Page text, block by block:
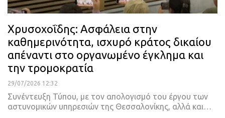
Χρυσοχοΐδης: Ασφάλεια στην
καθημερινότητα, ισχυρό κράτος δικαίου
απέναντι στο οργανωμένο έγκλημα και
την τρομοκρατία
29/07/2026 12:32
Συνέντευξη Τύπου, με τον απολογισμό του έργου των
αστυνομικών υπηρεσιών της Θεσσαλονίκης, αλλά και…